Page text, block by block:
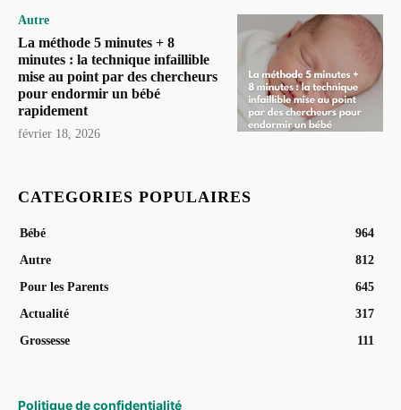
Autre
La méthode 5 minutes + 8
minutes : la technique infaillible
mise au point par des chercheurs
pour endormir un bébé
rapidement
février 18, 2026
CATEGORIES POPULAIRES
Bébé
964
Autre
812
Pour les Parents
645
Actualité
317
Grossesse
111
Politique de confidentialité